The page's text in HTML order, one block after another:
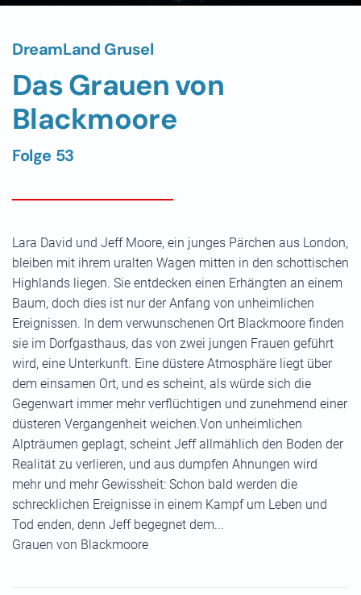
DreamLand Grusel
Das Grauen von
Blackmoore
Folge 53
Lara David und Jeff Moore, ein junges Pärchen aus London,
bleiben mit ihrem uralten Wagen mitten in den schottischen
Highlands liegen. Sie entdecken einen Erhängten an einem
Baum, doch dies ist nur der Anfang von unheimlichen
Ereignissen. In dem verwunschenen Ort Blackmoore finden
sie im Dorfgasthaus, das von zwei jungen Frauen geführt
wird, eine Unterkunft. Eine düstere Atmosphäre liegt über
dem einsamen Ort, und es scheint, als würde sich die
Gegenwart immer mehr verflüchtigen und zunehmend einer
düsteren Vergangenheit weichen.Von unheimlichen
Alpträumen geplagt, scheint Jeff allmählich den Boden der
Realität zu verlieren, und aus dumpfen Ahnungen wird
mehr und mehr Gewissheit: Schon bald werden die
schrecklichen Ereignisse in einem Kampf um Leben und
Tod enden, denn Jeff begegnet dem...
Grauen von Blackmoore